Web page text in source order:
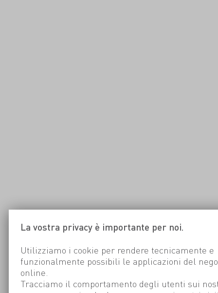
La vostra privacy è importante per noi.
Utilizziamo i cookie per rendere tecnicamente e
funzionalmente possibili le applicazioni del
online.
Tracciamo il comportamento degli utenti sui